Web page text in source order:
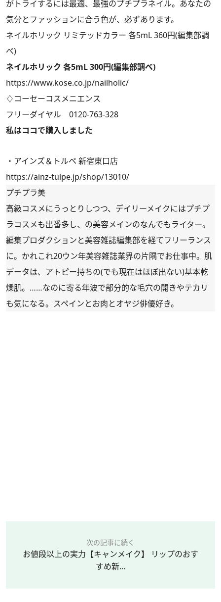
がトライするには最適、最強のプチプラネイル。あなたの
気分とファッションに合う色が、必ずあります。
ネイルホリック リミテッドカラー 各5mL 360円(編集部調
べ)
ネイルホリック 各5mL 300円(編集部調べ)
https://www.kose.co.jp/nailholic/
♢コーセーコスメニエンス
フリーダイヤル 0120-763-328
私はココで購入しました
・アインズ＆トルペ 新宿東口店
https://ainz-tulpe.jp/shop/13010/
プチプラ美
高級コスメにうっとりしつつ、デイリーメイクにはプチプ
ラコスメも出番多し、の美容メインのなんでもライター。
編集プロダクションと美容雑誌編集部を経てフリーランス
に。かれこれ20ウン年美容雑誌業界の片隅でお仕事中。肌
データは、アトピー持ちの(でも現在はほぼ出ない)基本乾
燥肌。……なのに寄る年波で部分的な毛穴の開きやテカリ
も気になる。スペインとお肉とオヤジ俳優好き。
次の記事に続く
お値段以上の実力【キャンメイク】 リップのおす
すめ新...